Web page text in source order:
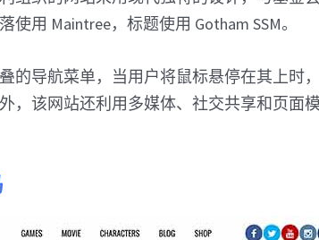
使用 Maintree，标题使用 Gotham SSM。
的导航菜单，当用户将鼠标悬停在其上时
，该网站还利用多媒体、社交共享和页面